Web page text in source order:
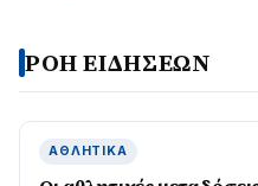
ΡΟΗ ΕΙΔΗΣΕΩΝ
ΑΘΛΗΤΙΚΆ